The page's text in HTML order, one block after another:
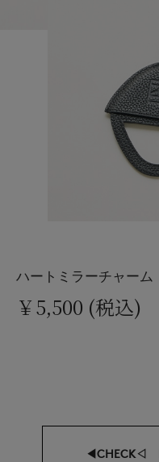
ハートミラーチャーム
￥5,500 (税込)
◀CHECK◁